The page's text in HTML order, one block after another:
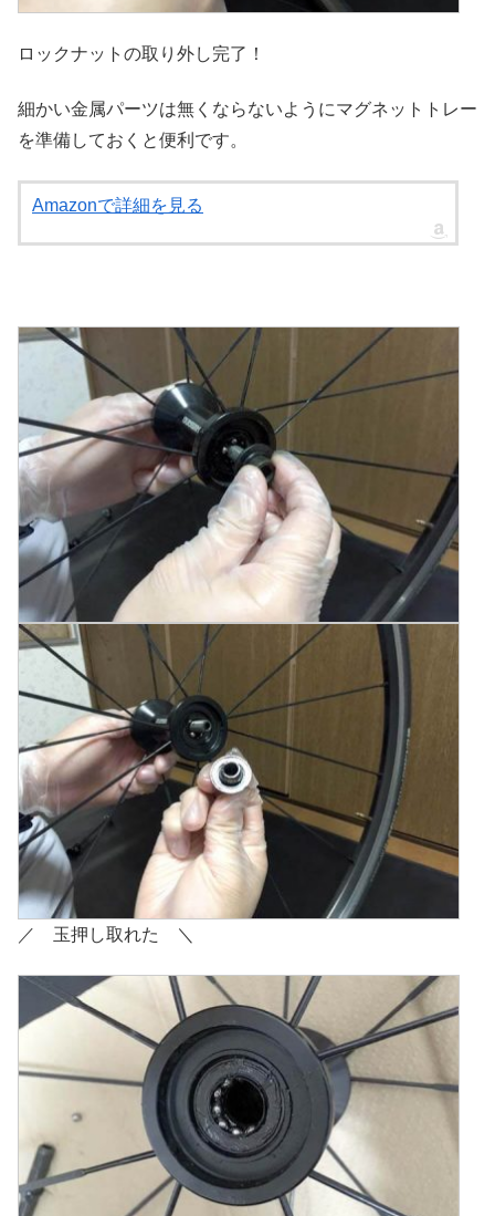
ロックナットの取り外し完了！
細かい金属パーツは無くならないようにマグネットトレー
を準備しておくと便利です。
Amazonで詳細を見る
／ 玉押し取れた ＼